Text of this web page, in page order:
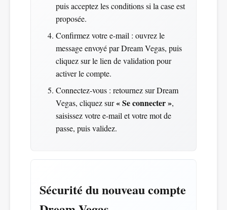
puis acceptez les conditions si la case est
proposée.
Confirmez votre e-mail : ouvrez le
message envoyé par Dream Vegas, puis
cliquez sur le lien de validation pour
activer le compte.
Connectez-vous : retournez sur Dream
Vegas, cliquez sur« Se connecter »,
saisissez votre e-mail et votre mot de
passe, puis validez.
Sécurité du nouveau compte